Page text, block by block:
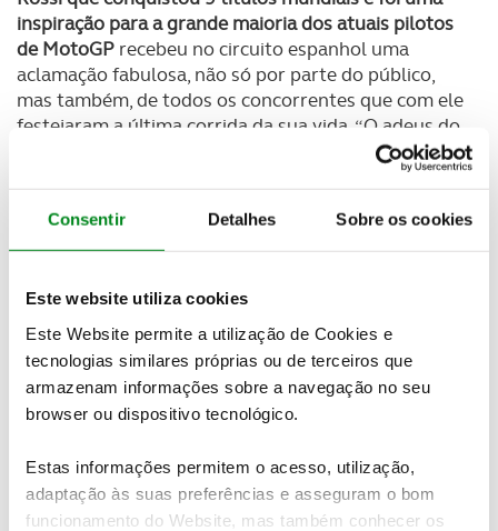
Consentir Detalhes Sobre os cookies
Este website utiliza cookies
Este Website permite a utilização de Cookies e
tecnologias similares próprias ou de terceiros que
armazenam informações sobre a navegação no seu
browser ou dispositivo tecnológico.
Estas informações permitem o acesso, utilização,
adaptação às suas preferências e asseguram o bom
funcionamento do Website, mas também conhecer os
inspiração para a grande maioria dos atuais pilotos
de MotoGP recebeu no circuito espanhol uma
aclamação fabulosa, não só por parte do público,
mas também, de todos os concorrentes que com ele
festejaram a última corrida da sua vida. “O adeus do
Deus” foi sem dúvida o momento alto da última
proporcionou ao longo da sua carreira. Rossi, em
Yamaha, terminou o MotoGP de Valência no 10º